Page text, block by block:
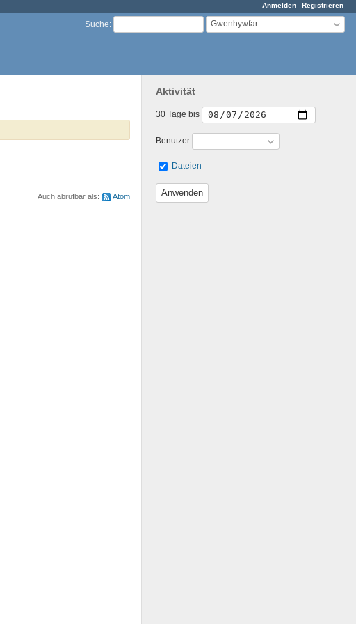
Anmelden Registrieren
Suche: Gwenhywfar
Aktivität
30 Tage bis
Benutzer
Dateien
Auch abrufbar als: Atom